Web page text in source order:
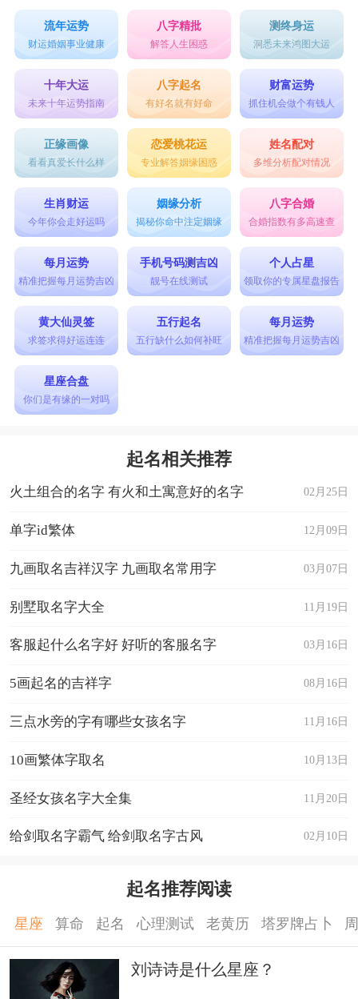
流年运势
财运婚姻事业健康
八字精批
解答人生困惑
测终身运
洞悉未来鸿图大运
十年大运
未来十年运势指南
八字起名
有好名就有好命
财富运势
抓住机会做个有钱人
正缘画像
看看真爱长什么样
恋爱桃花运
专业解答姻缘困惑
姓名配对
多维分析配对情况
生肖财运
今年你会走好运吗
姻缘分析
揭秘你命中注定姻缘
八字合婚
合婚指数有多高速查
每月运势
精准把握每月运势吉凶
手机号码测吉凶
靓号在线测试
个人占星
领取你的专属星盘报告
黄大仙灵签
求签求得好运连连
五行起名
五行缺什么如何补旺
每月运势
精准把握每月运势吉凶
星座合盘
你们是有缘的一对吗
起名相关推荐
02月25日
火土组合的名字 有火和土寓意好的名字
12月09日
单字id繁体
03月07日
九画取名吉祥汉字 九画取名常用字
11月19日
别墅取名字大全
03月16日
客服起什么名字好 好听的客服名字
08月16日
5画起名的吉祥字
11月16日
三点水旁的字有哪些女孩名字
10月13日
10画繁体字取名
11月20日
圣经女孩名字大全集
02月10日
给剑取名字霸气 给剑取名字古风
起名推荐阅读
星座 算命 起名 心理测试 老黄历 塔罗牌占卜
刘诗诗是什么星座？